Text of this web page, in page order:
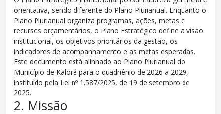
orientativa, sendo diferente do Plano Plurianual. Enquanto o
Plano Plurianual organiza programas, ações, metas e
recursos orçamentários, o Plano Estratégico define a visão
institucional, os objetivos prioritários da gestão, os
indicadores de acompanhamento e as metas esperadas.
Este documento está alinhado ao Plano Plurianual do
Município de Kaloré para o quadriênio de 2026 a 2029,
instituído pela Lei nº 1.587/2025, de 19 de setembro de
2025.
2. Missão